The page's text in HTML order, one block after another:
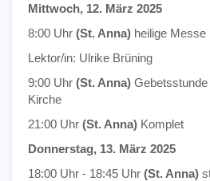
Mittwoch, 12. März 2025
8:00 Uhr (St. Anna) heilige Messe
Lektor/in: Ulrike Brüning
9:00 Uhr (St. Anna) Gebetsstunde
Kirche
21:00 Uhr (St. Anna) Komplet
Donnerstag, 13. März 2025
18:00 Uhr - 18:45 Uhr (St. Anna)